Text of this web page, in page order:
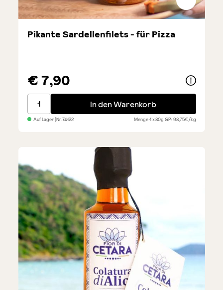
Pikante Sardellenfilets - für Pizza
€ 7,90
Pikante Sardellenfilets - für Pizza
In den Warenkorb
Auf Lager| Nr.74122 Menge1 x 80gGP: 98,75€/kg